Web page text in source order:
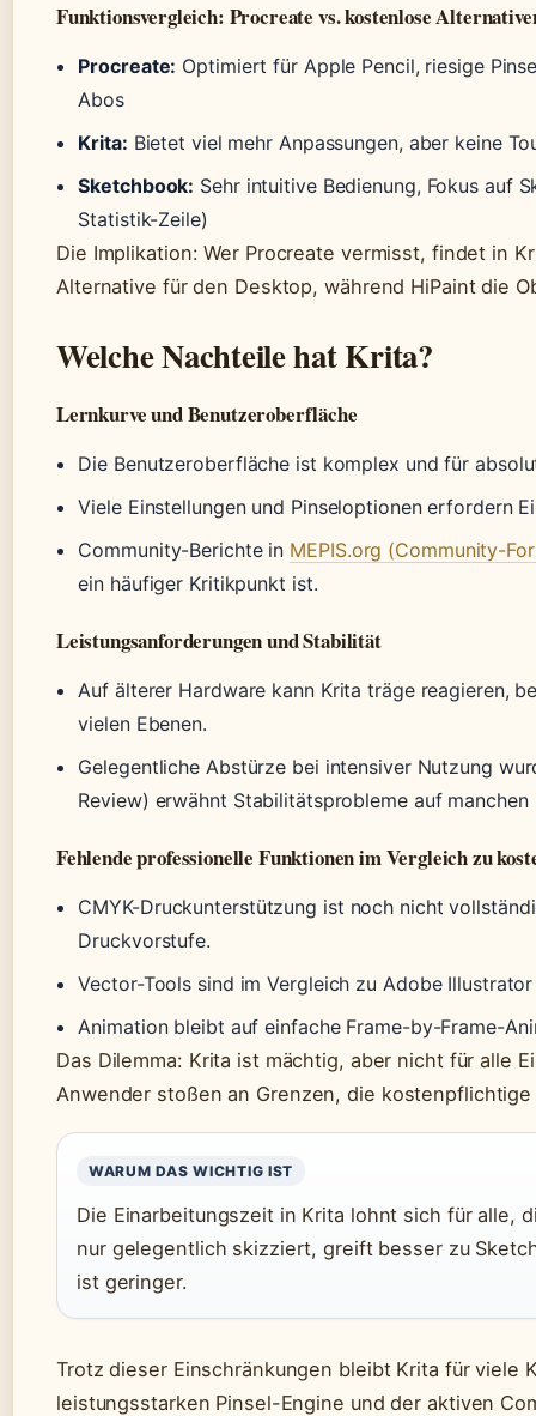
Funktionsvergleich: Procreate vs. kostenlose
Procreate: Optimiert für Apple Pencil, riesige
Abos
Krita: Bietet viel mehr Anpassungen, aber keine
Sketchbook: Sehr intuitive Bedienung, Fokus auf
Statistik-Zeile)
Die Implikation: Wer Procreate vermisst, findet in
Alternative für den Desktop, während HiPaint die
Welche Nachteile hat Krita?
Lernkurve und Benutzeroberfläche
Die Benutzeroberfläche ist komplex und für
Viele Einstellungen und Pinseloptionen erfordern
Community-Berichte in MEPIS.org (Community-
ein häufiger Kritikpunkt ist.
Leistungsanforderungen und Stabilität
Auf älterer Hardware kann Krita träge reagieren,
vielen Ebenen.
Gelegentliche Abstürze bei intensiver Nutzung
Review) erwähnt Stabilitätsprobleme auf manchen
Fehlende professionelle Funktionen im Vergleich zu
CMYK-Druckunterstützung ist noch nicht
Druckvorstufe.
Vector-Tools sind im Vergleich zu Adobe
Animation bleibt auf einfache Frame-by-Frame-
Das Dilemma: Krita ist mächtig, aber nicht für alle
Anwender stoßen an Grenzen, die
WARUM DAS WICHTIG IST
Die Einarbeitungszeit in Krita lohnt sich für alle,
nur gelegentlich skizziert, greift besser zu
ist geringer.
Trotz dieser Einschränkungen bleibt Krita für viele
leistungsstarken Pinsel-Engine und der aktiven